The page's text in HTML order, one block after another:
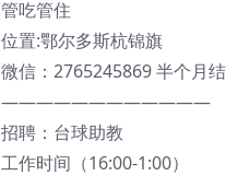
管吃管住
位置:鄂尔多斯杭锦旗
微信：2765245869 半个月
————————————
招聘：台球助教
工作时间（16:00-1:00）